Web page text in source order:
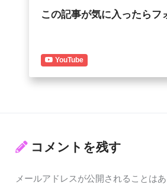
この記事が気に入ったらフ
YouTube
コメントを残す
メールアドレスが公開されることはあ